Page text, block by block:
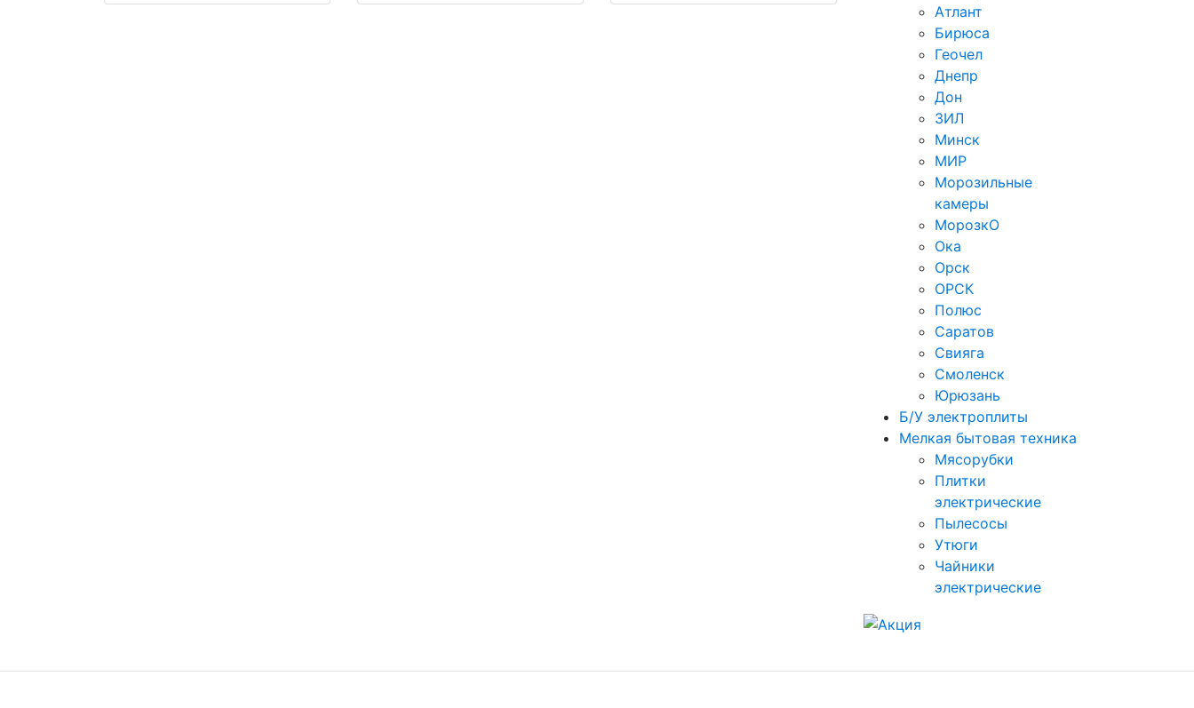
Атлант
Бирюса
Геочел
Днепр
Дон
ЗИЛ
Минск
МИР
Морозильные
камеры
МорозкО
Ока
Орск
ОРСК
Полюс
Саратов
Свияга
Смоленск
Юрюзань
Б/У электроплиты
Мелкая бытовая техника
Мясорубки
Плитки
электрические
Пылесосы
Утюги
Чайники
электрические